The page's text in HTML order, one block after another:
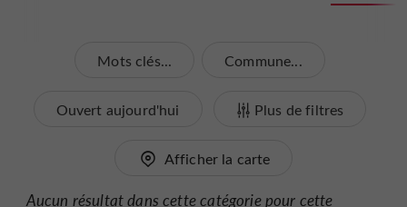
Mots clés... Commune...
Ouvert aujourd'hui Plus de filtres
Afficher la carte
Aucun résultat dans cette catégorie pour cette